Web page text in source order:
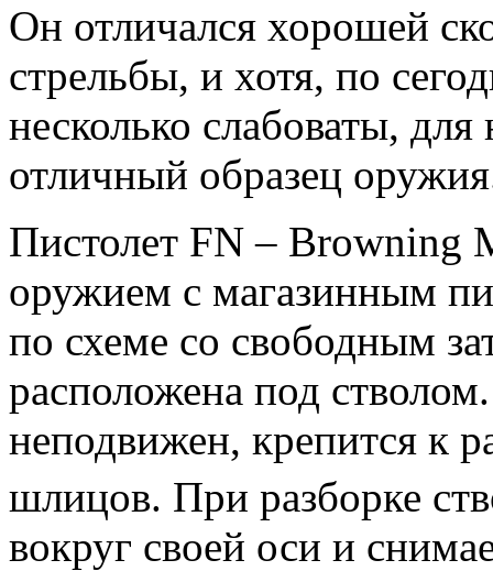
Он отличался хорошей
стрельбы, и хотя, по
несколько слабоваты,
отличный образец
Пистолет FN – Browning
оружием с магазинным
по схеме со свободным
расположена под
неподвижен, крепится к
шлицов. При разборке
вокруг своей оси и